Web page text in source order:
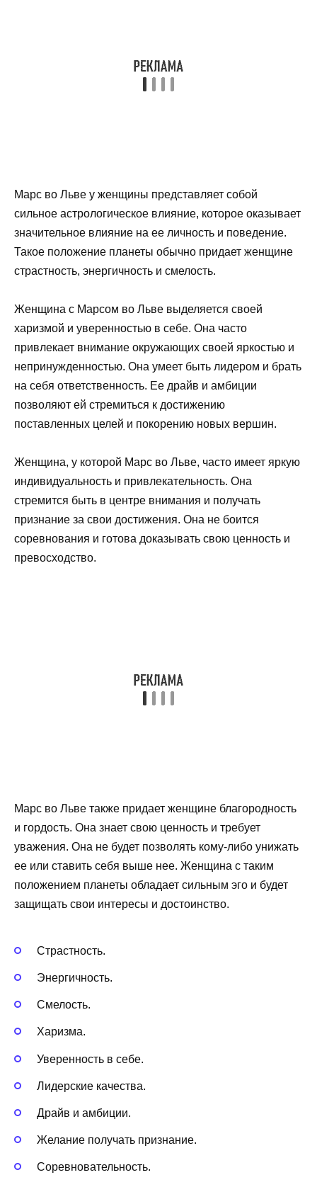
Марс во Льве у женщины представляет собой
сильное астрологическое влияние, которое оказывает
значительное влияние на ее личность и поведение.
Такое положение планеты обычно придает женщине
страстность, энергичность и смелость.
Женщина с Марсом во Льве выделяется своей
харизмой и уверенностью в себе. Она часто
привлекает внимание окружающих своей яркостью и
непринужденностью. Она умеет быть лидером и брать
на себя ответственность. Ее драйв и амбиции
позволяют ей стремиться к достижению
поставленных целей и покорению новых вершин.
Женщина, у которой Марс во Льве, часто имеет яркую
индивидуальность и привлекательность. Она
стремится быть в центре внимания и получать
признание за свои достижения. Она не боится
соревнования и готова доказывать свою ценность и
превосходство.
Марс во Льве также придает женщине благородность
и гордость. Она знает свою ценность и требует
уважения. Она не будет позволять кому-либо унижать
ее или ставить себя выше нее. Женщина с таким
положением планеты обладает сильным эго и будет
защищать свои интересы и достоинство.
Страстность.
Энергичность.
Смелость.
Харизма.
Уверенность в себе.
Лидерские качества.
Драйв и амбиции.
Желание получать признание.
Соревновательность.